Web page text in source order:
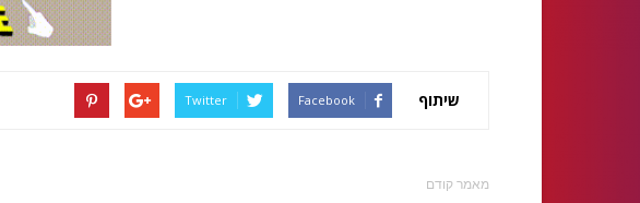
שיתוף Facebook
Twitter
מאמר קודם